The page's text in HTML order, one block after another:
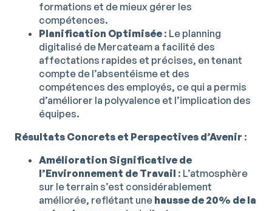
formations et de mieux gérer les
compétences.
Planification Optimisée : Le planning
digitalisé de Mercateam a facilité des
affectations rapides et précises, en tenant
compte de l’absentéisme et des
compétences des employés, ce qui a permis
d’améliorer la polyvalence et l’implication des
équipes.
Résultats Concrets et Perspectives d’Avenir :
Amélioration Significative de
l’Environnement de Travail : L’atmosphère
sur le terrain s’est considérablement
améliorée, reflétant une hausse de 20% de la